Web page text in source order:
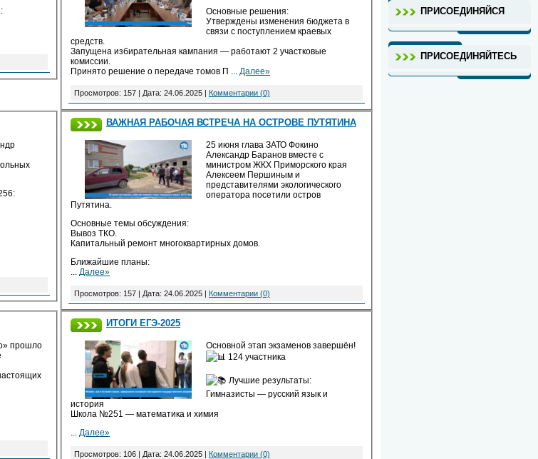
Основные решения:
Утверждены изменения бюджета в
связи с поступлением краевых
средств.
Запущена избирательная кампания — работают 2 участковые
комиссии.
Принято решение о передаче томов П ... Далее»
Просмотров: 157 | Дата: 24.06.2025 | Комментарии (0)
ВАЖНАЯ РАБОЧАЯ ВСТРЕЧА НА ОСТРОВЕ ПУТЯТИНА
25 июня глава ЗАТО Фокино
Александр Баранов вместе с
министром ЖКХ Приморского края
Алексеем Першиным и
представителями экологического
оператора посетили остров
Путятина.
Основные темы обсуждения:
Вывоз ТКО.
Капитальный ремонт многоквартирных домов.
Ближайшие планы:
... Далее»
Просмотров: 157 | Дата: 24.06.2025 | Комментарии (0)
прошло
ИТОГИ ЕГЭ-2025
Основной этап экзаменов завершён!
124 участника
Лучшие результаты:
Гимназисты — русский язык и
история
Школа №251 — математика и химия
Далее»
Просмотров: 106 | Дата: 24.06.2025 | Комментарии (0)
ПРИСОЕДИНЯЙСЯ
ПРИСОЕДИНЯЙТЕСЬ